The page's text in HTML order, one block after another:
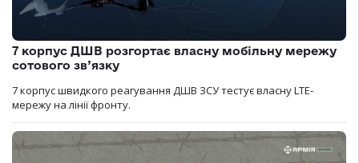
7 корпус ДШВ розгортає власну мобільну мережу
сотового зв’язку
7 корпус швидкого реагування ДШВ ЗСУ тестує власну LTE-
мережу на лінії фронту.